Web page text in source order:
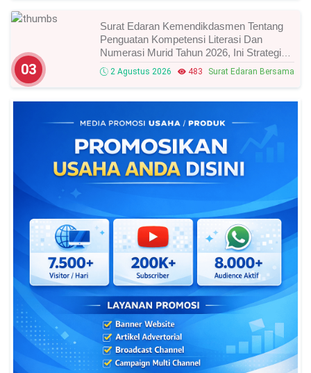
03
Surat Edaran Kemendikdasmen Tentang
Penguatan Kompetensi Literasi Dan
Numerasi Murid Tahun 2026, Ini Strategi
Dan Alurnya
2 Agustus 2026 483 Surat Edaran Bersama